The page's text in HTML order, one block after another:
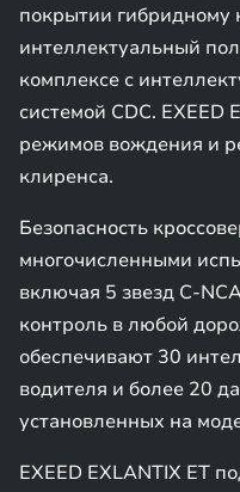
покрытии гибридному
интеллектуальный
комплексе с
системой CDC. EXEED
режимов вождения и
клиренса.
Безопасность
многочисленными
включая 5 звезд C-
контроль в любой
обеспечивают 30
водителя и более 20
установленных на
EXEED EXLANTIX ET